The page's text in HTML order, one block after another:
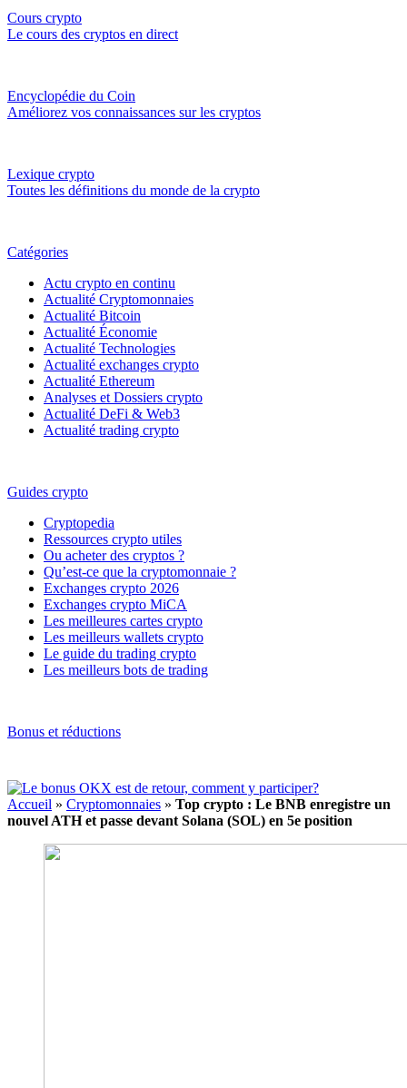
Cours crypto
Le cours des cryptos en direct
Encyclopédie du Coin
Améliorez vos connaissances sur les cryptos
Lexique crypto
Toutes les définitions du monde de la crypto
Catégories
Actu crypto en continu
Actualité Cryptomonnaies
Actualité Bitcoin
Actualité Économie
Actualité Technologies
Actualité exchanges crypto
Actualité Ethereum
Analyses et Dossiers crypto
Actualité DeFi & Web3
Actualité trading crypto
Guides crypto
Cryptopedia
Ressources crypto utiles
Ou acheter des cryptos ?
Qu’est-ce que la cryptomonnaie ?
Exchanges crypto 2026
Exchanges crypto MiCA
Les meilleures cartes crypto
Les meilleurs wallets crypto
Le guide du trading crypto
Les meilleurs bots de trading
Bonus et réductions
Accueil » Cryptomonnaies » Top crypto : Le BNB enregistre un
nouvel ATH et passe devant Solana (SOL) en 5e position